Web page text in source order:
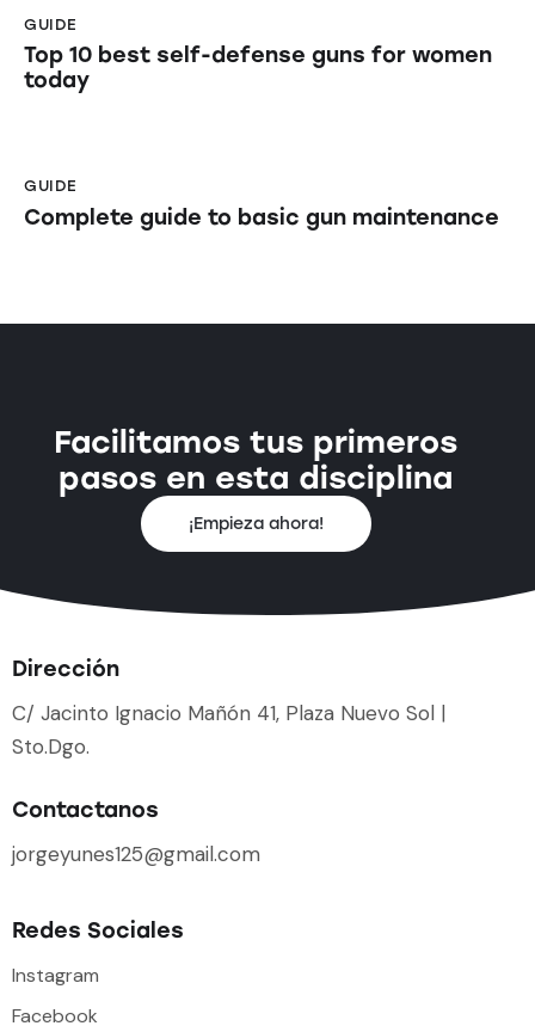
GUIDE
Top 10 best self-defense guns for women
today
GUIDE
Complete guide to basic gun maintenance
Facilitamos tus primeros
pasos en esta disciplina
¡Empieza ahora!
Dirección
C/ Jacinto Ignacio Mañón 41, Plaza Nuevo Sol |
Sto.Dgo.
Contactanos
jorgeyunes125@gmail.com
Redes Sociales
Instagram
Facebook